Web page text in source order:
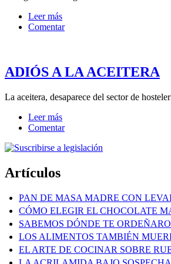
Leer más
Comentar
ADIÓS A LA ACEITERA
La aceitera, desaparece del sector de
Leer más
Comentar
Artículos
PAN DE MASA MADRE CON
CÓMO ELEGIR EL CHOCOLATE
SABEMOS DÓNDE TE
LOS ALIMENTOS TAMBIÉN
EL ARTE DE COCINAR SOBRE